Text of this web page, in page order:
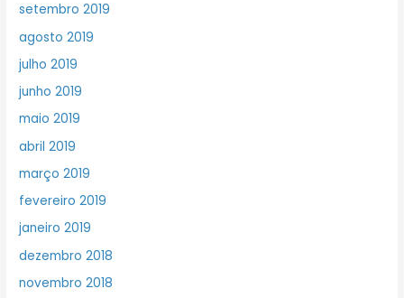
setembro 2019
agosto 2019
julho 2019
junho 2019
maio 2019
abril 2019
março 2019
fevereiro 2019
janeiro 2019
dezembro 2018
novembro 2018